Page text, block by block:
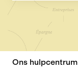
Er zijn geen
Ons hulpcentrum